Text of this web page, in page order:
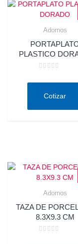
Adornos
PLASTICO
deCotizar
Adornos
TAZA DE
8.3X9.3 CM